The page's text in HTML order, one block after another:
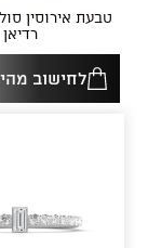
טבעת אירוסין
רדיאן
לחישוב